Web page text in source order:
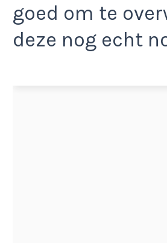
goed om te
deze nog echt